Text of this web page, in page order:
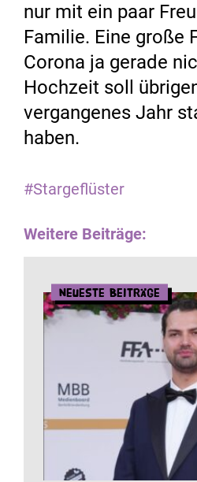
nur mit ein paar
Familie. Eine große
Corona ja gerade
Hochzeit soll
vergangenes Jahr
haben.
#Stargeflüster
Weitere Beiträge:
Neueste Beiträge